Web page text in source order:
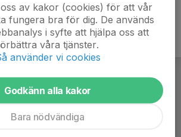
av kakor (cookies) för att vår
fungera bra för dig. De används
i syfte att hjälpa oss att
våra tjänster.
använder vi cookies
Godkänn alla kakor
Bara nödvändiga